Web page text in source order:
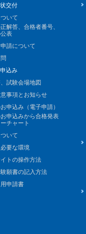
交付
いて
解答、合格者番号、
表
請について
込み
試験会場地図
事項とお知らせ
申込み（電子申請）
申込みから合格発表
チャート
いて
要な環境
トの操作方法
願書の記入方法
申請書